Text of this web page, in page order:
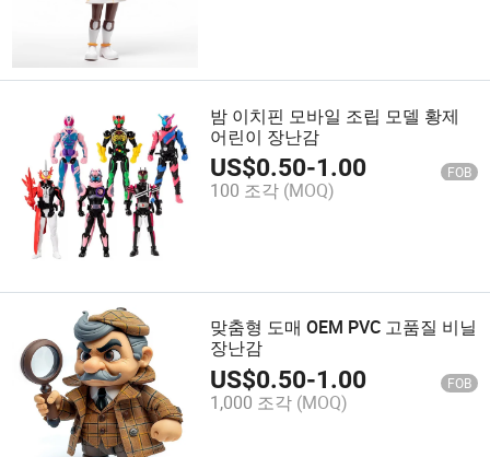
밤 이치핀 모바일 조립 모델 황제
어린이 장난감
US$0.50-1.00 FOB
100 조각 (MOQ)
맞춤형 도매 OEM PVC 고품질 비닐
장난감
US$0.50-1.00 FOB
1,000 조각 (MOQ)